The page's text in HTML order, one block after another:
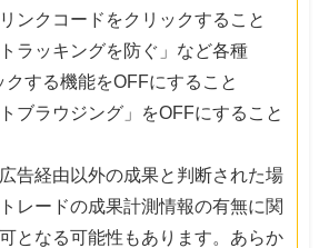
ンクコードをクリックすること
ラッキングを防ぐ」など各種
する機能をOFFにすること
ブラウジング」をOFFにすること
告経由以外の成果と判断された場
レードの成果計測情報の有無に関
となる可能性もあります。あらか